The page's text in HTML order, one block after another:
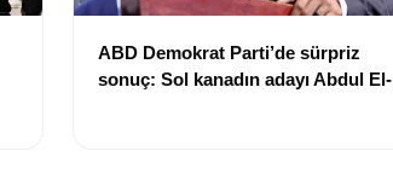
ABD Demokrat Parti’de sürpriz
sonuç: Sol kanadın adayı Abdul El-